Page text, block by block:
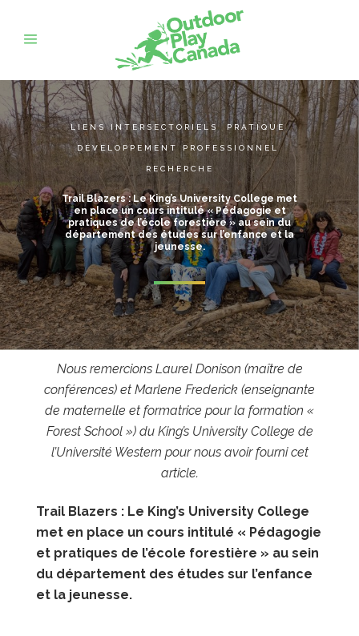
LIENS INTERSECTORIELS, PRATIQUE,
DÉVELOPPEMENT PROFESSIONNEL ,
RECHERCHE
Trail Blazers : Le King’s University College met
en place un cours intitulé « Pédagogie et
pratiques de l’école forestière » au sein du
département des études sur l’enfance et la
jeunesse.
Nous remercions Laurel Donison (maître de
conférences) et Marlene Frederick (enseignante
de maternelle et formatrice pour la formation «
Forest School ») du King’s University College de
l’Université Western pour nous avoir fourni cet
article.
Trail Blazers : Le King’s University College
met en place un cours intitulé « Pédagogie
et pratiques de l’école forestière » au sein
du département des études sur l’enfance
et la jeunesse.